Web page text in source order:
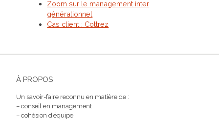
Zoom sur le management inter
générationnel
Cas client : Cottrez
À PROPOS
Un savoir-faire reconnu en matière de :
– conseil en management
– cohésion d’équipe